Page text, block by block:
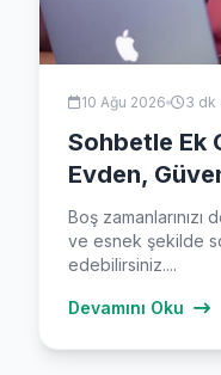
10 Ağu 2026 3 dk
Sohbetle Ek
Evden,
Boş
ve esnek şekilde
edebilirsiniz....
Devamını Oku